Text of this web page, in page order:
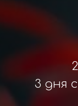
3 дня